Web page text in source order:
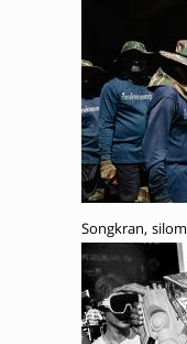
Songkran, silom